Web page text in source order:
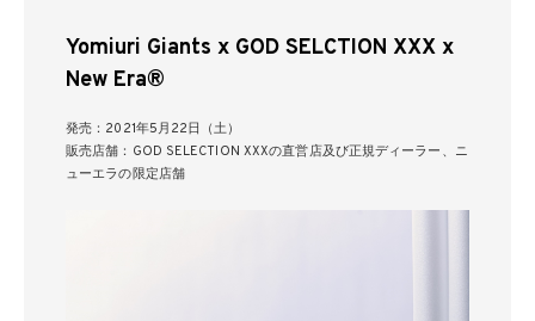
Yomiuri Giants x GOD SELCTION XXX x
New Era®
発売：2021年5月22日（土）
販売店舗：GOD SELECTION XXXの直営店及び正規ディーラー、ニ
ューエラの限定店舗